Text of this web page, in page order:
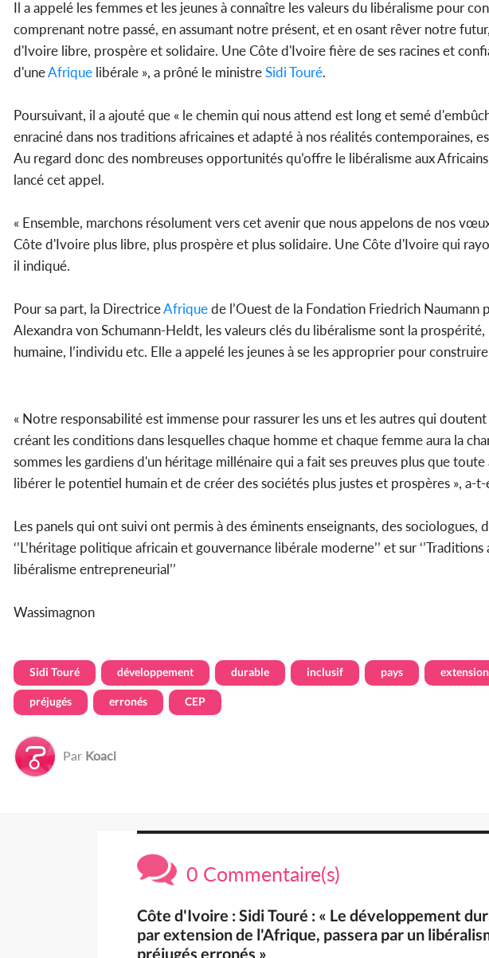
Il a appelé les femmes et les jeunes à connaître les valeurs du libéralisme pour
comprenant notre passé, en assumant notre présent, et en osant rêver notre
d'Ivoire libre, prospère et solidaire. Une Côte d'Ivoire fière de ses racines et
d'uneAfrique libérale », a prôné le ministreSidi Touré.
Poursuivant, il a ajouté que « le chemin qui nous attend est long et semé
enraciné dans nos traditions africaines et adapté à nos réalités contemporaines,
Au regard donc des nombreuses opportunités qu’offre le libéralisme aux
lancé cet appel.
« Ensemble, marchons résolument vers cet avenir que nous appelons de nos
Côte d'Ivoire plus libre, plus prospère et plus solidaire. Une Côte d'Ivoire qui
il indiqué.
Pour sa part, la DirectriceAfriquede l’Ouest de la Fondation Friedrich
Alexandra von Schumann-Heldt, les valeurs clés du libéralisme sont la
humaine, l’individu etc. Elle a appelé les jeunes à se les approprier pour
« Notre responsabilité est immense pour rassurer les uns et les autres qui
créant les conditions dans lesquelles chaque homme et chaque femme aura la
sommes les gardiens d'un héritage millénaire qui a fait ses preuves plus que
libérer le potentiel humain et de créer des sociétés plus justes et prospères », a-
Les panels qui ont suivi ont permis à des éminents enseignants, des
‘’L’héritage politique africain et gouvernance libérale moderne’’ et sur
libéralisme entrepreneurial’’
Wassimagnon
Sidi Touré développement durable inclusif pays extension
préjugés erronés CEP
Par Koaci
0 Commentaire(s)
Côte d'Ivoire : Sidi Touré : « Le développement
par extension de l'Afrique, passera par un
préjugés erronés »